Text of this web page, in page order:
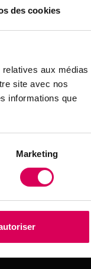
des cookies
aux médias
site avec nos
informations que
Marketing